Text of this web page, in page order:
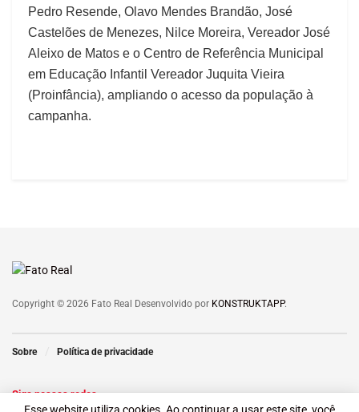
Pedro Resende, Olavo Mendes Brandão, José
Castelões de Menezes, Nilce Moreira, Vereador José
Aleixo de Matos e o Centro de Referência Municipal
em Educação Infantil Vereador Juquita Vieira
(Proinfância), ampliando o acesso da população à
campanha.
Copyright © 2026 Fato Real Desenvolvido por KONSTRUKTAPP.
Sobre Política de privacidade
Siga nossas redes